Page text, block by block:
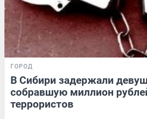
ГОРОД
В Сибири задержали
собравшую миллион
террористов